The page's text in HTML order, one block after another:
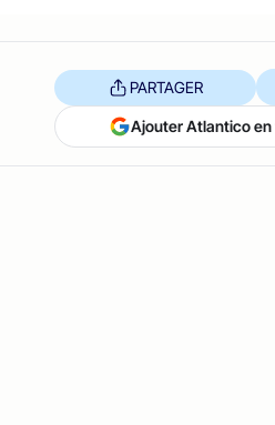
PARTAGER
Ajouter Atlantico en